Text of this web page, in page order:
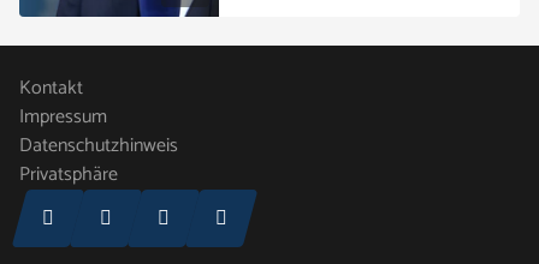
Kontakt
Impressum
Datenschutzhinweis
Privatsphäre